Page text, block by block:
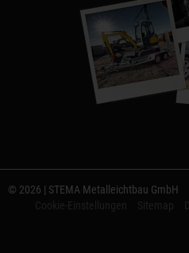
© 2026 | STEMA Metalleichtbau GmbH